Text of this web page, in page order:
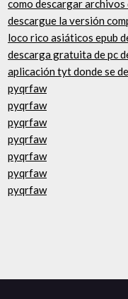
como descargar archivos
descargue la versión
loco rico asiáticos epub
descarga gratuita de pc
aplicación tyt donde se
pyqrfaw
pyqrfaw
pyqrfaw
pyqrfaw
pyqrfaw
pyqrfaw
pyqrfaw